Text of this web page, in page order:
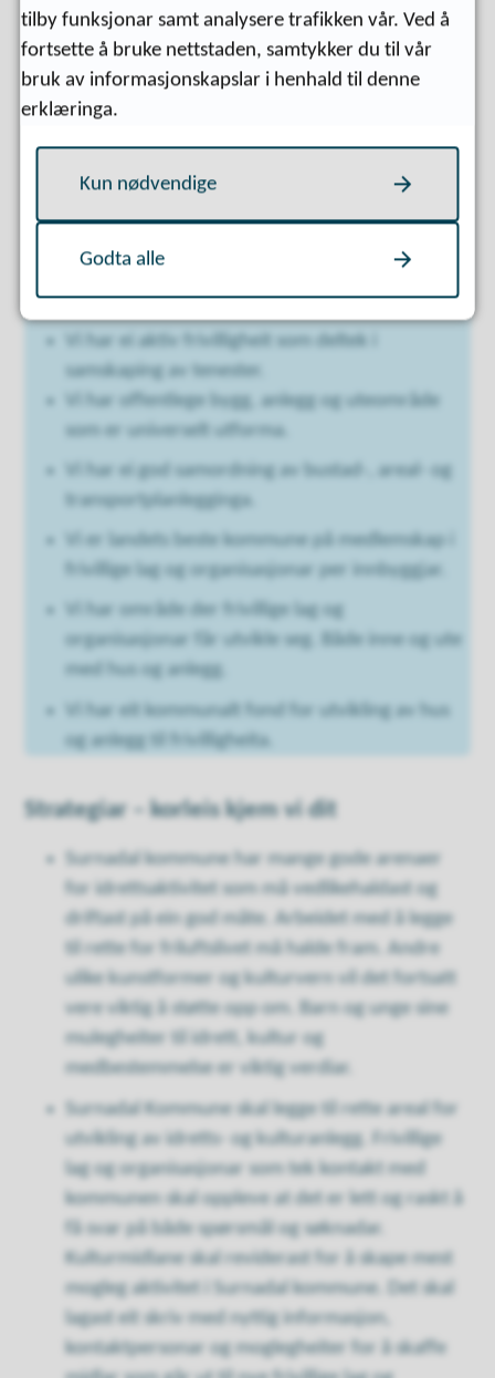
samfunnsdeltaking
Eit mangfaldig friluftsliv, kultur- og idrettstilbod
og ei vital frivilligheit
Vi har innbyggarar som har moglegheit til å
meiningsfullt liv
Vi har dreidd ressursinnsatsen mot
helsefremjande og førebyggande arbeid
Vi har ei aktiv frivilligheit som deltek i
samskaping av tenester.
Vi har offentlege bygg, anlegg og uteområde
som er universelt utforma.
Vi har ei god samordning av bustad-, areal- og
transportplanlegginga.
Vi er landets beste kommune på medlemskap i
frivillige lag og organisasjonar per innbyggjar.
Vi har område der frivillige lag og
organisasjonar får utvikle seg. Både inne og ute
med hus og anlegg.
Vi har eit kommunalt fond for utvikling av hus
og anlegg til frivilligheita.
Strategiar – korleis kjem vi dit
Surnadal kommune har mange gode arenaer
for idrettsaktivitet som må vedlikehaldast og
driftast på ein god måte. Arbeidet med å legge
til rette for friluftslivet må halde fram. Andre
ulike kunstformer og kulturvern vil det fortsatt
vere viktig å støtte opp om. Barn og unge sine
mulegheiter til idrett, kultur og
medbestemmelse er viktig verdiar.
Surnadal Kommune skal legge til rette areal for
utvikling av idretts- og kulturanlegg. Frivillige
lag og organisasjonar som tek kontakt med
kommunen skal oppleve at det er lett og raskt å
få svar på både spørsmål og søknadar.
Kulturmidlane skal reviderast for å skape mest
mogleg aktivitet i Surnadal kommune. Det skal
lagast eit skriv med nyttig informasjon,
kontaktpersonar og moglegheiter for å skaffe
tilby funksjonar samt analysere trafikken vår. Ved å
fortsette å bruke nettstaden, samtykker du til vår
bruk av informasjonskapslar i henhald til denne
erklæringa.
Kun nødvendige
Godta alle